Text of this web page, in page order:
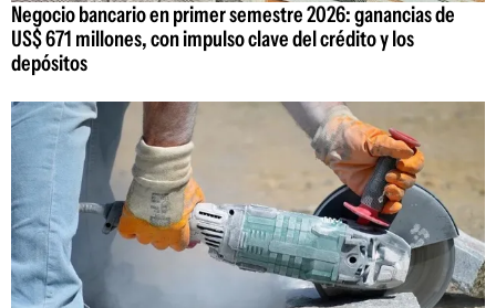
Negocio bancario en primer semestre 2026: ganancias de
US$ 671 millones, con impulso clave del crédito y los
depósitos